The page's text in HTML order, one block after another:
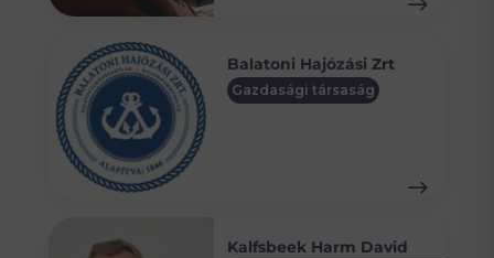
Balatoni Hajózási Zrt
Gazdasági társaság
Kalfsbeek Harm David